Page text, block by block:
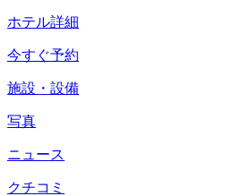
ホテル詳細
今すぐ予約
施設・設備
写真
ニュース
クチコミ